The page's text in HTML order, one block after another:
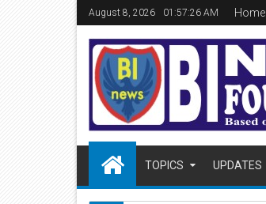
August 8, 2026 01:57:27 AM Home
TOPICS UPDATES